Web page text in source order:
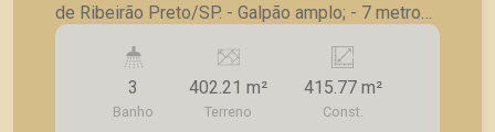
de Ribeirão Preto/SP. - Galpão amplo; - 7 metros
de pé direito; - Escritório; - 4 salas; - 3 banheiros;
- Refeitório; - Mezanino; - 2 copas; - Portão para
entrada de carreta; - Ar condicionado, câmeras e
alarme. Seja para vender, alugar ou adquirir seu
3
Banho
402.21 m²
Terreno
415.77 m²
Const.